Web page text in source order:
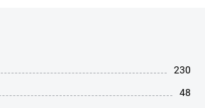
230
48